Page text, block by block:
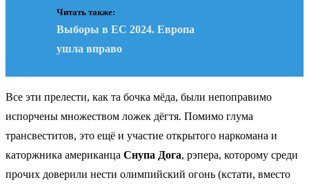
Читать также:
Выборы в ЕС 2024. Европа
ушла вправо
Все эти прелести, как та бочка мёда, были непоправимо
испорчены множеством ложек дёгтя. Помимо глума
трансвеститов, это ещё и участие открытого наркомана и
каторжника американца Снупа Дога, рэпера, которому среди
прочих доверили нести олимпийский огонь (кстати, вместо